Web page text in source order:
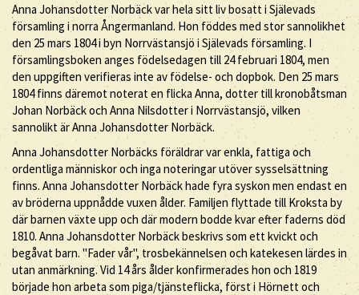
Anna Johansdotter Norbäck var hela sitt liv bosatt i Själevads
församling i norra Ångermanland. Hon föddes med stor sannolikhet
den 25 mars 1804 i byn Norrvästansjö i Själevads församling. I
församlingsboken anges födelsedagen till 24 februari 1804, men
den uppgiften verifieras inte av födelse- och dopbok. Den 25 mars
1804 finns däremot noterat en flicka Anna, dotter till kronobåtsman
Johan Norbäck och Anna Nilsdotter i Norrvästansjö, vilken
sannolikt är Anna Johansdotter Norbäck.
Anna Johansdotter Norbäcks föräldrar var enkla, fattiga och
ordentliga människor och inga noteringar utöver sysselsättning
finns. Anna Johansdotter Norbäck hade fyra syskon men endast en
av bröderna uppnådde vuxen ålder. Familjen flyttade till Kroksta by
där barnen växte upp och där modern bodde kvar efter faderns död
1810. Anna Johansdotter Norbäck beskrivs som ett kvickt och
begåvat barn. "Fader vår", trosbekännelsen och katekesen lärdes in
utan anmärkning. Vid 14 års ålder konfirmerades hon och 1819
började hon arbeta som piga/tjänsteflicka, först i Hörnett och